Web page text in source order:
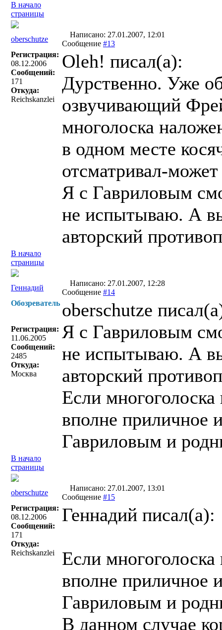
В начало
страницы
oberschutze
Написано: 27.01.2007, 12:01
Сообщение #13
Регистрация:
08.12.2006
Сообщений:
171
Откуда:
Reichskanzlei
Oleh! писал(a):
Дурственно. Уже
озвучивающий
многолоска
в одном месте
отсматривал-
Я с Гавриловым
не испытываю. А
авторский
В начало
страницы
Геннадий
Написано: 27.01.2007, 12:28
Сообщение #14
Обозреватель
Регистрация:
11.06.2005
Сообщений:
2485
Откуда:
Москва
oberschutze
Я с Гавриловым
не испытываю. А
авторский
Если
вполне приличное
Гавриловым и
В начало
страницы
oberschutze
Написано: 27.01.2007, 13:01
Сообщение #15
Регистрация:
08.12.2006
Сообщений:
171
Откуда:
Reichskanzlei
Геннадий писал(a):
Если
вполне приличное
Гавриловым и
В данном случае